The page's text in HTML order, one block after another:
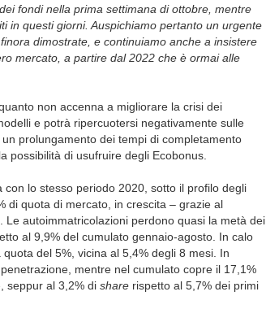
fondi nella prima settimana di ottobre, mentre
in questi giorni. Auspichiamo pertanto un urgente
dimostrate, e continuiamo anche a insistere
mercato, a partire dal 2022 che è ormai alle
non accenna a migliorare la crisi dei
e potrà ripercuotersi negativamente sulle
prolungamento dei tempi di completamento
possibilità di usufruire degli Ecobonus.
lo stesso periodo 2020, sotto il profilo degli
di quota di mercato, in crescita – grazie al
Le autoimmatricolazioni perdono quasi la metà dei
al 9,9% del cumulato gennaio-agosto. In calo
del 5%, vicina al 5,4% degli 8 mesi. In
mentre nel cumulato copre il 17,1%
seppur al 3,2% di share rispetto al 5,7% dei primi